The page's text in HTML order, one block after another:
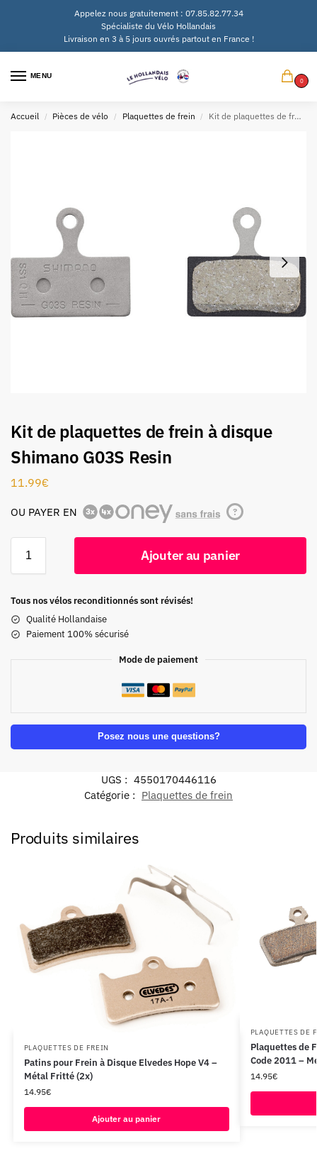
Appelez nous gratuitement : 07.85.82.77.34
Spécialiste du Vélo Hollandais
Livraison en 3 à 5 jours ouvrés partout en France !
MENU
0
Accueil / Pièces de vélo / Plaquettes de frein / Kit de plaquettes de frein à disque Shimano G03S Resin
Kit de plaquettes de frein à disque
Shimano G03S Resin
11.99€
OU PAYER EN ?
Ajouter au panier
Tous nos vélos reconditionnés sont révisés!
Qualité Hollandaise
Paiement 100% sécurisé
Mode de paiement
Posez nous une questions?
UGS : 4550170446116
Catégorie : Plaquettes de frein
Produits similaires
PLAQUETTES DE FREIN
Patins pour Frein à Disque Elvedes Hope V4 –
Métal Fritté (2x)
14.95€
Ajouter au panier
PLAQUETTES DE
Plaquettes de
Code 2011 –
14.95€